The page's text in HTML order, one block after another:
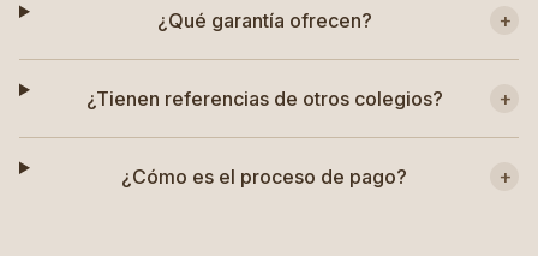
¿Qué garantía ofrecen? +
¿Tienen referencias de otros colegios? +
¿Cómo es el proceso de pago? +